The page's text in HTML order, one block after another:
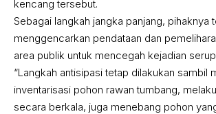
kencang tersebut.
Sebagai langkah jangka panjang, pihaknya
menggencarkan pendataan dan
area publik untuk mencegah kejadian
“Langkah antisipasi tetap dilakukan sambil
inventarisasi pohon rawan tumbang,
secara berkala, juga menebang pohon